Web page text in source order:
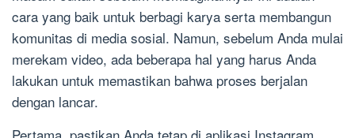
cara yang baik untuk berbagi karya serta membangun
komunitas di media sosial. Namun, sebelum Anda mulai
merekam video, ada beberapa hal yang harus Anda
lakukan untuk memastikan bahwa proses berjalan
dengan lancar.